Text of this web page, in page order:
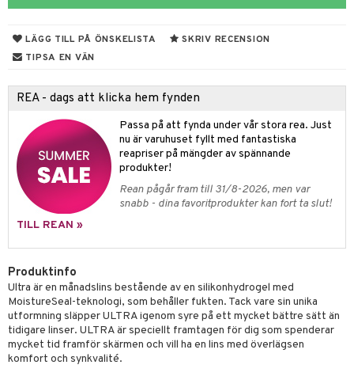
LÄGG TILL PÅ ÖNSKELISTA
SKRIV RECENSION
TIPSA EN VÄN
REA - dags att klicka hem fynden
Passa på att fynda under vår stora rea. Just
nu är varuhuset fyllt med fantastiska
reapriser på mängder av spännande
produkter!
Rean pågår fram till 31/8-2026, men var
snabb - dina favoritprodukter kan fort ta slut!
TILL REAN »
Produktinfo
Ultra är en månadslins bestående av en silikonhydrogel med
MoistureSeal-teknologi, som behåller fukten. Tack vare sin unika
utformning släpper ULTRA igenom syre på ett mycket bättre sätt än
tidigare linser. ULTRA är speciellt framtagen för dig som spenderar
mycket tid framför skärmen och vill ha en lins med överlägsen
komfort och synkvalité.